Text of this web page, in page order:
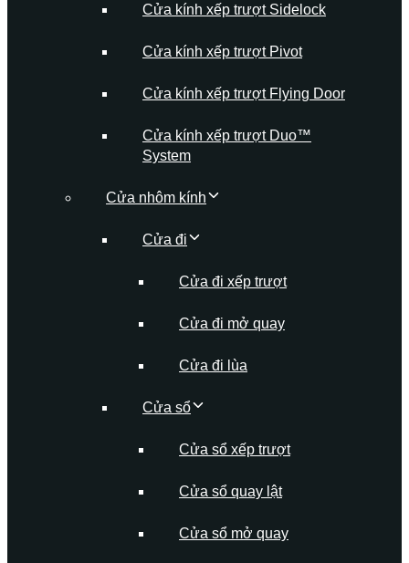
Cửa kính xếp trượt Sidelock
Cửa kính xếp trượt Pivot
Cửa kính xếp trượt Flying Door
Cửa kính xếp trượt Duo™
System
Cửa nhôm kính
Cửa đi
Cửa đi xếp trượt
Cửa đi mở quay
Cửa đi lùa
Cửa sổ
Cửa sổ xếp trượt
Cửa sổ quay lật
Cửa sổ mở quay